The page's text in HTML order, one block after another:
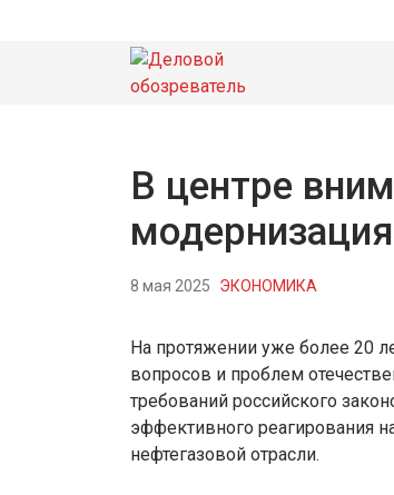
В центре
8 мая 2025 ЭКОНОМИКА
На протяжении уже более 20
вопросов и проблем
требований российского
эффективного реагирования
нефтегазовой отрасли.